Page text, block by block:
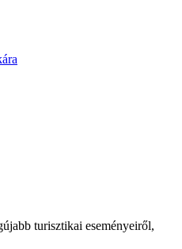
turisztikai eseményeiről,